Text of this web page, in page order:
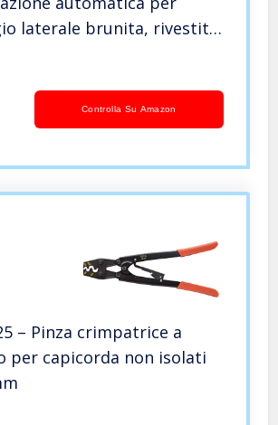
laterale brunita, rivestiti
bicomponente 180 mm
Controlla Su Amazon
– Pinza crimpatrice a
per capicorda non isolati